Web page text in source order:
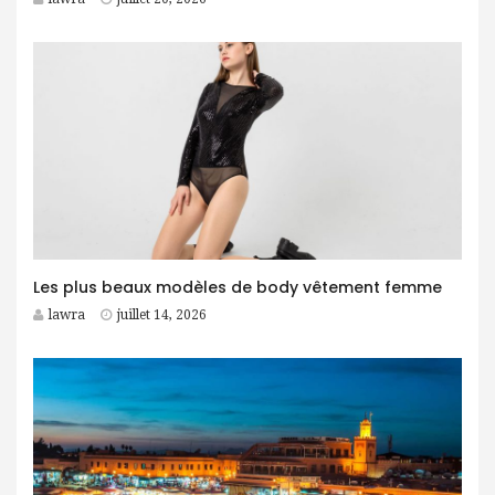
Les plus beaux modèles de body vêtement femme
lawra juillet 14, 2026